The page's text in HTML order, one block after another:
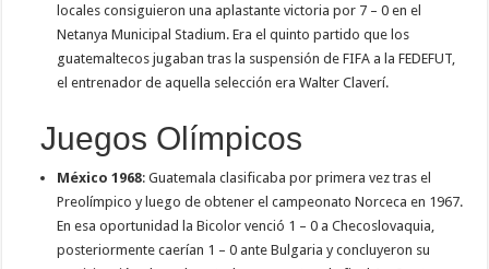
locales consiguieron una aplastante victoria por 7 – 0 en el
Netanya Municipal Stadium. Era el quinto partido que los
guatemaltecos jugaban tras la suspensión de FIFA a la FEDEFUT,
el entrenador de aquella selección era Walter Claverí.
Juegos Olímpicos
México 1968: Guatemala clasificaba por primera vez tras el
Preolímpico y luego de obtener el campeonato Norceca en 1967.
En esa oportunidad la Bicolor venció 1 – 0 a Checoslovaquia,
posteriormente caerían 1 – 0 ante Bulgaria y concluyeron su